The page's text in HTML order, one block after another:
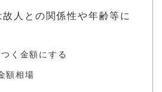
人との関係性や年齢等に
く金額にする
額相場